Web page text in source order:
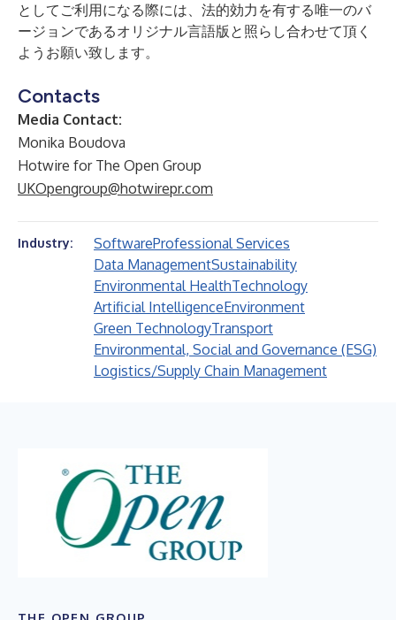
としてご利用になる際には、法的効力を有する唯一のバ
ージョンであるオリジナル言語版と照らし合わせて頂く
ようお願い致します。
Contacts
Media Contact:
Monika Boudova
Hotwire for The Open Group
UKOpengroup@hotwirepr.com
Industry: SoftwareProfessional Services
Data ManagementSustainability
Environmental HealthTechnology
Artificial IntelligenceEnvironment
Green TechnologyTransport
Environmental, Social and Governance (ESG)
Logistics/Supply Chain Management